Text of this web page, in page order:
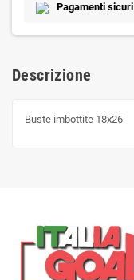
Pagamenti sicuri
Descrizione
Buste imbottite 18x26